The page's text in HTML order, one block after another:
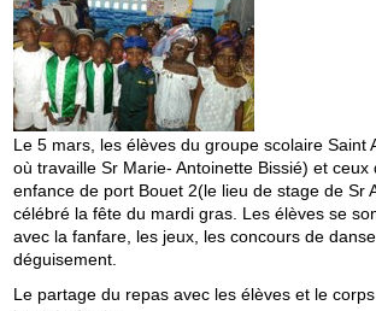
Le 5 mars, les élèves du groupe scolaire Saint
où travaille Sr Marie- Antoinette Bissié) et
enfance de port Bouet 2(le lieu de stage de Sr
célébré la fête du mardi gras. Les élèves se
avec la fanfare, les jeux, les concours de
déguisement.
Le partage du repas avec les élèves et le